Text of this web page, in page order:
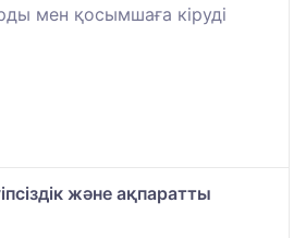
мен қосымшаға кіруді
және ақпаратты